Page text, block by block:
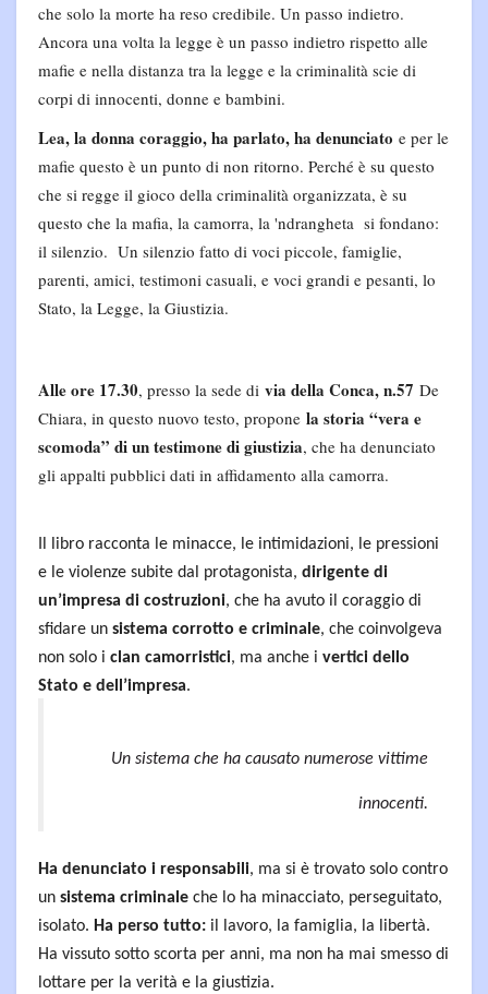
che solo la morte ha reso credibile. Un passo indietro.
Ancora una volta la legge è un passo indietro rispetto alle
mafie e nella distanza tra la legge e la criminalità scie di
corpi di innocenti, donne e bambini.
Lea, la donna coraggio, ha parlato, ha denunciato e per le
mafie questo è un punto di non ritorno. Perché è su questo
che si regge il gioco della criminalità organizzata, è su
questo che la mafia, la camorra, la 'ndrangheta si fondano:
il silenzio. Un silenzio fatto di voci piccole, famiglie,
parenti, amici, testimoni casuali, e voci grandi e pesanti, lo
Stato, la Legge, la Giustizia.
Alle ore 17.30, presso la sede di via della Conca, n.57 De
Chiara, in questo nuovo testo, propone la storia “vera e
scomoda” di un testimone di giustizia, che ha denunciato
gli appalti pubblici dati in affidamento alla camorra.
Il libro racconta le minacce, le intimidazioni, le pressioni
e le violenze subite dal protagonista, dirigente di
un’impresa di costruzioni, che ha avuto il coraggio di
sfidare un sistema corrotto e criminale, che coinvolgeva
non solo i clan camorristici, ma anche i vertici dello
Stato e dell’impresa.
Un sistema che ha causato numerose vittime
innocenti.
Ha denunciato i responsabili, ma si è trovato solo contro
un sistema criminale che lo ha minacciato, perseguitato,
isolato. Ha perso tutto: il lavoro, la famiglia, la libertà.
Ha vissuto sotto scorta per anni, ma non ha mai smesso di
lottare per la verità e la giustizia.